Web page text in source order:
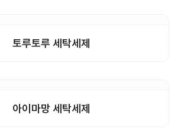
토루토루 세탁세제
상세보기 샘플구매
아이마망 세탁세제
상세보기 샘플구매